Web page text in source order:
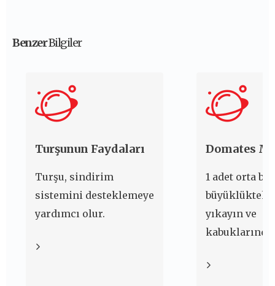
BenzerBilgiler
Turşunun Faydaları
Turşu, sindirim
sistemini desteklemeye
yardımcı olur.
Domates
1 adet orta boy
büyüklükteki
yıkayın ve